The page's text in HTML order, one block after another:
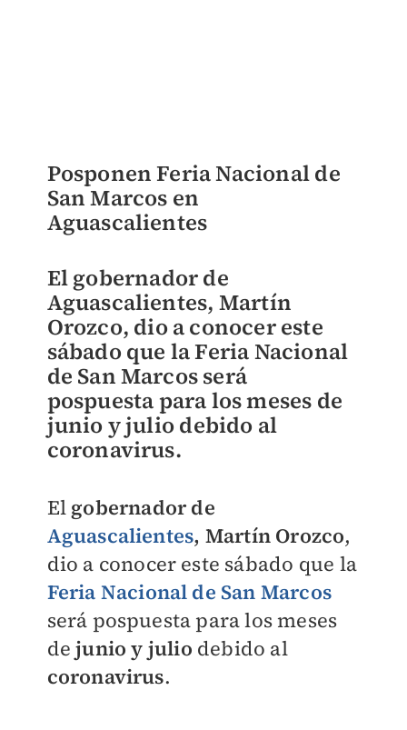
Posponen Feria Nacional de
San Marcos en
Aguascalientes
Elgobernador de
Aguascalientes, Martín
Orozco, dio a conocer este
sábado que laFeria Nacional
de San Marcos será
pospuestapara los meses de
junio y juliodebido al
coronavirus.
El gobernador de
Aguascalientes, Martín Orozco,
dio a conocer este sábado que la
Feria Nacional de San Marcos
será pospuesta para los meses
dejunio y julio debido al
coronavirus.